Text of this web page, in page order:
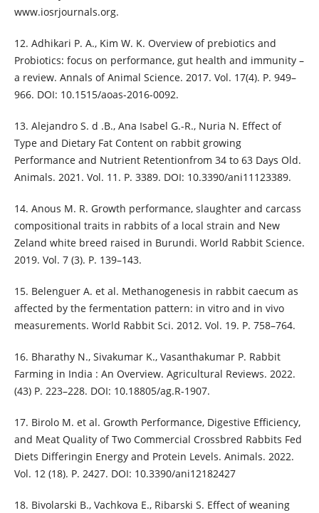
www.iosrjournals.org.
12. Adhikari P. A., Kim W. K. Overview of prebiotics and
Probiotics: focus on performance, gut health and immunity –
a review. Annals of Animal Science. 2017. Vol. 17(4). P. 949–
966. DOI: 10.1515/aoas-2016-0092.
13. Alejandro S. d .B., Ana Isabel G.-R., Nuria N. Effect of
Type and Dietary Fat Content on rabbit growing
Performance and Nutrient Retentionfrom 34 to 63 Days Old.
Animals. 2021. Vol. 11. P. 3389. DOI: 10.3390/ani11123389.
14. Anous M. R. Growth performance, slaughter and carcass
compositional traits in rabbits of a local strain and New
Zeland white breed raised in Burundi. World Rabbit Science.
2019. Vol. 7 (3). P. 139–143.
15. Belenguer A. et al. Methanogenesis in rabbit caecum as
affected by the fermentation pattern: in vitro and in vivo
measurements. World Rabbit Sci. 2012. Vol. 19. P. 758–764.
16. Bharathy N., Sivakumar K., Vasanthakumar P. Rabbit
Farming in India : An Overview. Agricultural Reviews. 2022.
(43) P. 223–228. DOI: 10.18805/ag.R-1907.
17. Birolo M. et al. Growth Performance, Digestive Efficiency,
and Meat Quality of Two Commercial Crossbred Rabbits Fed
Diets Differingin Energy and Protein Levels. Animals. 2022.
Vol. 12 (18). P. 2427. DOI: 10.3390/ani12182427
18. Bivolarski B., Vachkova E., Ribarski S. Effect of weaning